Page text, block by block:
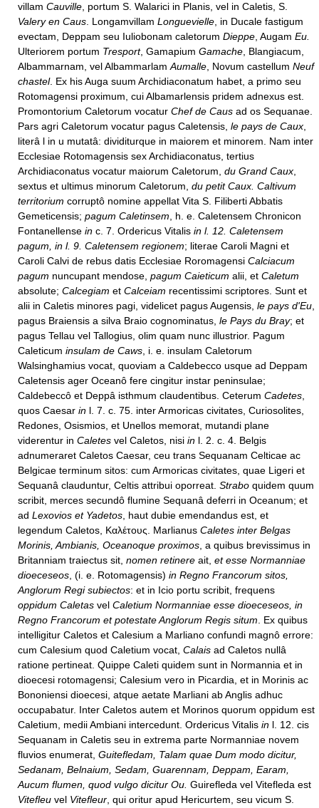
villam Cauville , portum S. Walarici in Planis, vel in Caletis, S.
Valery en Caus . Longamvillam Longuevielle , in Ducale fastigum
evectam, Deppam seu Iuliobonam caletorum Dieppe , Augam Eu.
Ulteriorem portum Tresport, Gamapium Gamache , Blangiacum,
Albammarnam, vel Albammarlam Aumalle , Novum castellum Neuf
chastel. Ex his Auga suum Archidiaconatum habet, a primo seu
Rotomagensi proximum, cui Albamarlensis pridem adnexus est.
Promontorium Caletorum vocatur Chef de Caus ad os Sequanae.
Pars agri Caletorum vocatur pagus Caletensis, le pays de Caux
literâ l in u mutatâ: dividiturque in maiorem et minorem. Nam inter
Ecclesiae Rotomagensis sex Archidiaconatus, tertius
Archidiaconatus vocatur maiorum Caletorum, du Grand Caux
sextus et ultimus minorum Caletorum, du petit Caux. Caltivum
territorium corruptô nomine appellat Vita S. Filiberti Abbatis
Gemeticensis; pagum Caletinsem , h. e. Caletensem Chronicon
Fontanellense in c. 7. Ordericus Vitalis in l. 12. Caletensem
pagum, in l. 9. Caletensem regionem; literae Caroli Magni et
Caroli Calvi de rebus datis Ecclesiae Roromagensi Calciacum
pagum nuncupant mendose, pagum Caieticum alii, et Caletum
absolute; Calcegiam et Calceiam recentissimi scriptores. Sunt et
alii in Caletis minores pagi, videlicet pagus Augensis, le pays d'Eu
pagus Braiensis a silva Braio cognominatus, le Pays du Bray; et
pagus Tellau vel Tallogius, olim quam nunc illustrior. Pagum
Caleticum insulam de Caws , i. e. insulam Caletorum
Walsinghamius vocat, quoviam a Caldebecco usque ad Deppam
Caletensis ager Oceanô fere cingitur instar peninsulae;
Caldebeccô et Deppâ isthmum claudentibus. Ceterum Cadetes
quos Caesar in l. 7. c. 75. inter Armoricas civitates, Curiosolites,
Redones, Osismios, et Unellos memorat, mutandi plane
viderentur in Caletes vel Caletos, nisi in l. 2. c. 4. Belgis
adnumeraret Caletos Caesar, ceu trans Sequanam Celticae ac
Belgicae terminum sitos: cum Armoricas civitates, quae Ligeri et
Sequanâ clauduntur, Celtis attribui oporreat. Strabo quidem quum
scribit, merces secundô flumine Sequanâ deferri in Oceanum; et
ad Lexovios et Yadetos , haut dubie emendandus est, et
legendum Caletos, Καλέτους. Marlianus Caletes inter Belgas
Morinis, Ambianis, Oceanoque proximos , a quibus brevissimus in
Britanniam traiectus sit, nomen retinere ait, et esse Normanniae
dioeceseos , (i. e. Rotomagensis) in Regno Francorum sitos,
Anglorum Regi subiectos: et in Icio portu scribit, frequens
oppidum Caletas vel Caletium Normanniae esse dioeceseos, in
Regno Francorum et potestate Anglorum Regis situm . Ex quibus
intelligitur Caletos et Calesium a Marliano confundi magnô errore:
cum Calesium quod Caletium vocat, Calais ad Caletos nullâ
ratione pertineat. Quippe Caleti quidem sunt in Normannia et in
dioecesi rotomagensi; Calesium vero in Picardia, et in Morinis ac
Bononiensi dioecesi, atque aetate Marliani ab Anglis adhuc
occupabatur. Inter Caletos autem et Morinos quorum oppidum est
Caletium, medii Ambiani intercedunt. Ordericus Vitalis in l. 12. cis
Sequanam in Caletis seu in extrema parte Normanniae novem
fluvios enumerat, Guitefledam, Talam quae Dum modo dicitur,
Sedanam, Belnaium, Sedam, Guarennam, Deppam, Earam,
Aucum flumen, quod vulgo dicitur Ou. Guirefleda vel Vitefleda est
Vitefleu vel Vitefleur , qui oritur apud Hericurtem, seu vicum S.